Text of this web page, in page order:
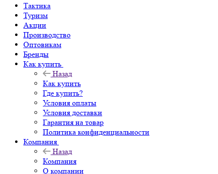
Тактика
Туризм
Акции
Производство
Оптовикам
Бренды
Как купить
Назад
Как купить
Где купить?
Условия оплаты
Условия доставки
Гарантия на товар
Политика конфиденциальности
Компания
Назад
Компания
О компании